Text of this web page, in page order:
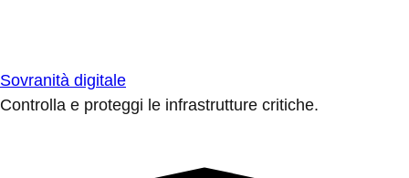
Sovranità digitale
Controlla e proteggi le infrastrutture critiche.